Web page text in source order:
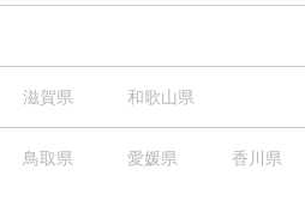
滋賀県 和歌山県
鳥取県 愛媛県 香川県